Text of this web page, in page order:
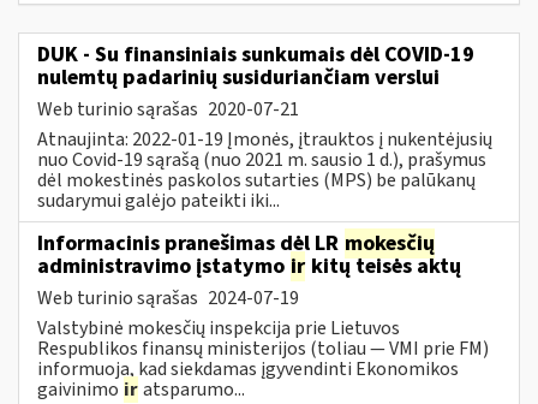
DUK - Su finansiniais sunkumais dėl COVID-19
nulemtų padarinių susiduriančiam verslui
Web turinio sąrašas 2020-07-21
Atnaujinta: 2022-01-19 Įmonės, įtrauktos į nukentėjusių
nuo Covid-19 sąrašą (nuo 2021 m. sausio 1 d.), prašymus
dėl mokestinės paskolos sutarties (MPS) be palūkanų
sudarymui galėjo pateikti iki...
Informacinis pranešimas dėl LR mokesčių
administravimo įstatymo ir kitų teisės aktų
Web turinio sąrašas 2024-07-19
Valstybinė mokesčių inspekcija prie Lietuvos
Respublikos finansų ministerijos (toliau — VMI prie FM)
informuoja, kad siekdamas įgyvendinti Ekonomikos
gaivinimo iratsparumo...